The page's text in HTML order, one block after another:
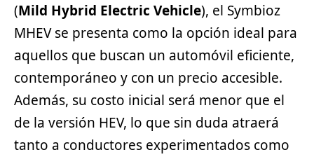
(Mild Hybrid Electric Vehicle), el Symbioz
MHEV se presenta como la opción ideal para
aquellos que buscan un automóvil eficiente,
contemporáneo y con un precio accesible.
Además, su costo inicial será menor que el
de la versión HEV, lo que sin duda atraerá
tanto a conductores experimentados como